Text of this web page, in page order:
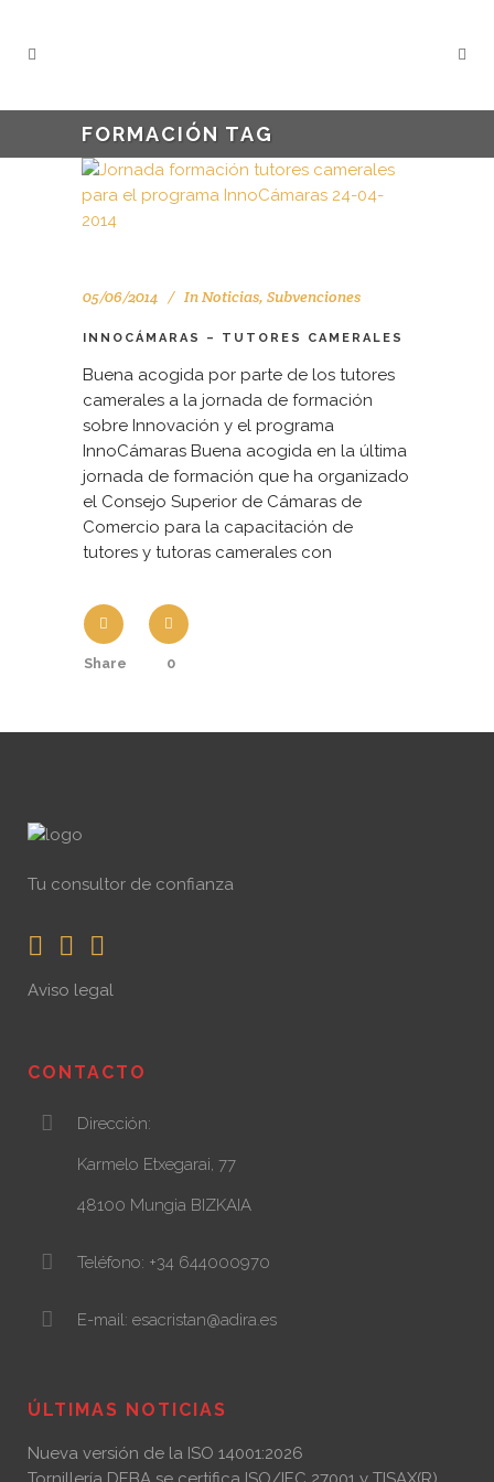
FORMACIÓN TAG
05/06/2014 InNoticias, Subvenciones
INNOCÁMARAS – TUTORES CAMERALES
Buena acogida por parte de los tutores
camerales a la jornada de formación
sobre Innovación y el programa
InnoCámaras Buena acogida en la última
jornada de formación que ha organizado
el Consejo Superior de Cámaras de
Comercio para la capacitación de
tutores y tutoras camerales con
Share 0
Tu consultor de confianza
Aviso legal
CONTACTO
Dirección:
Karmelo Etxegarai, 77
48100 Mungia BIZKAIA
Teléfono: +34 644000970
E-mail: esacristan@adira.es
ÚLTIMAS NOTICIAS
Nueva versión de la ISO 14001:2026